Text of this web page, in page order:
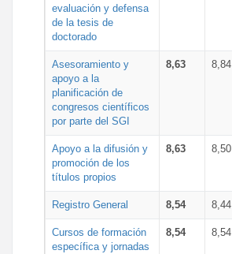
evaluación y defensa
de la tesis de
doctorado
Asesoramiento y
apoyo a la
planificación de
congresos científicos
por parte del SGI
8,63 8,84
Apoyo a la difusión y
promoción de los
títulos propios
8,63 8,50
Registro General 8,54 8,44
Cursos de formación
específica y jornadas
8,54 8,54